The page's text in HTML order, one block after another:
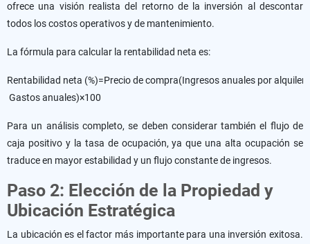
ofrece una visión realista del retorno de la inversión al descontar
todos los costos operativos y de mantenimiento.
La fórmula para calcular la rentabilidad neta es:
Rentabilidad neta (%)=Precio de compra(Ingresos anuales por alquiler
Gastos anuales)​×100
Para un análisis completo, se deben considerar también el flujo de
caja positivo y la tasa de ocupación, ya que una alta ocupación se
traduce en mayor estabilidad y un flujo constante de ingresos.
Paso 2: Elección de la Propiedad y
Ubicación Estratégica
La ubicación es el factor más importante para una inversión exitosa.